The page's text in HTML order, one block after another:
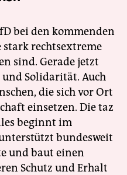
bei den kommenden
stark rechtsextreme
sind. Gerade jetzt
Solidarität. Auch
die sich vor Ort
einsetzen. Die taz
beginnt im
bundesweit
und baut einen
Schutz und Erhalt